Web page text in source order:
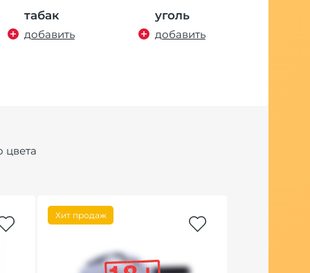
табак
добавить
уголь
добавить
цвета
Хит продаж